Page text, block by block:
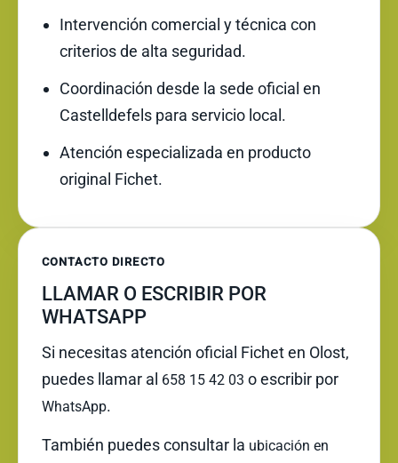
Intervención comercial y técnica con
criterios de alta seguridad.
Coordinación desde la sede oficial en
Castelldefels para servicio local.
Atención especializada en producto
original Fichet.
CONTACTO DIRECTO
LLAMAR O ESCRIBIR POR
WHATSAPP
Si necesitas atención oficial Fichet en Olost,
puedes llamar al 658 15 42 03 o escribir por
WhatsApp.
También puedes consultar la ubicación en